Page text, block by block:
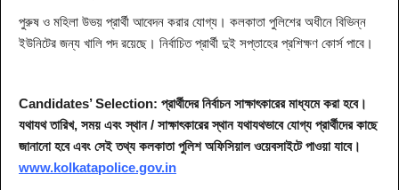
পুরুষ ও মহিলা উভয় প্রার্থী আবেদন করার যোগ্য। কলকাতা পুলিশের অধীনে বিভিন্ন
ইউনিটের জন্য খালি পদ রয়েছে। নির্বাচিত প্রার্থী দুই সপ্তাহের প্রশিক্ষণ কোর্স পাবে।
Candidates’ Selection: প্রার্থীদের নির্বাচন সাক্ষাৎকারের মাধ্যমে করা হবে।
যথাযথ তারিখ, সময় এবং স্থান / সাক্ষাৎকারের স্থান যথাযথভাবে যোগ্য প্রার্থীদের কাছে
জানানো হবে এবং সেই তথ্য কলকাতা পুলিশ অফিসিয়াল ওয়েবসাইটে পাওয়া যাবে।
www.kolkatapolice.gov.in